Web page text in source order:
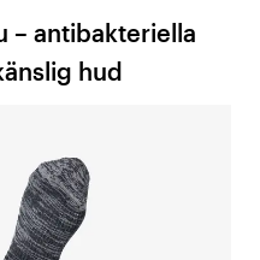
– antibakteriella
hud